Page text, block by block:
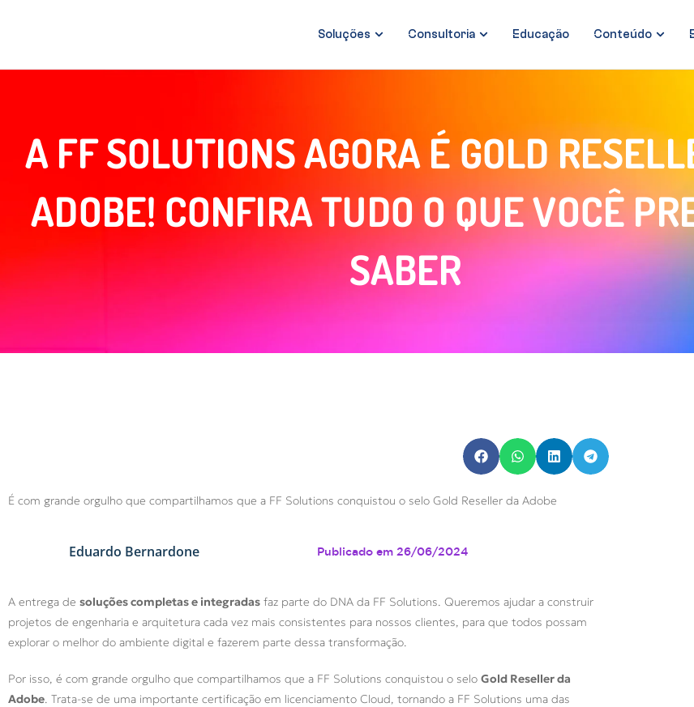
Soluções Consultoria Educação Conteúdo
A FF SOLUTIONS AGORA É GOLD
ADOBE! CONFIRA TUDO O QUE VOCÊ
SABER
É com grande orgulho que compartilhamos que a FF Solutions conquistou o selo Gold Reseller da Adobe
Eduardo Bernardone Publicado em 26/06/2024
A entrega de soluções completas e integradas faz parte do DNA da FF Solutions. Queremos ajudar a construir
projetos de engenharia e arquitetura cada vez mais consistentes para nossos clientes, para que todos possam
explorar o melhor do ambiente digital e fazerem parte dessa transformação.
Por isso, é com grande orgulho que compartilhamos que a FF Solutions conquistou o selo Gold Reseller da
Adobe. Trata-se de uma importante certificação em licenciamento Cloud, tornando a FF Solutions uma das